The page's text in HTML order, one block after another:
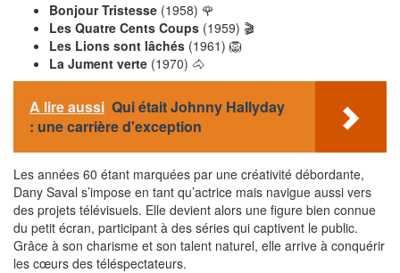
Bonjour Tristesse (1958) 🌹
Les Quatre Cents Coups (1959) 🎬
Les Lions sont lâchés (1961) 🦁
La Jument verte (1970) 🐴
A lire aussi Qui était Johnny Hallyday
: une carrière d'exception
Les années 60 étant marquées par une créativité débordante,
Dany Saval s’impose en tant qu’actrice mais navigue aussi vers
des projets télévisuels. Elle devient alors une figure bien connue
du petit écran, participant à des séries qui captivent le public.
Grâce à son charisme et son talent naturel, elle arrive à conquérir
les cœurs des téléspectateurs.